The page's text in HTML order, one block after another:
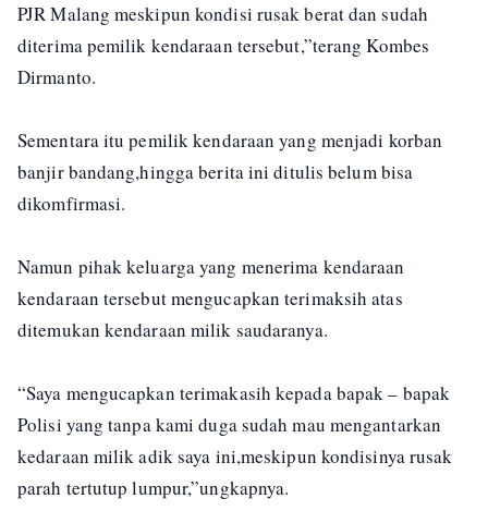
PJR Malang meskipun kondisi rusak berat dan sudah
diterima pemilik kendaraan tersebut,”terang Kombes
Dirmanto.
Sementara itu pemilik kendaraan yang menjadi korban
banjir bandang,hingga berita ini ditulis belum bisa
dikomfirmasi.
Namun pihak keluarga yang menerima kendaraan
kendaraan tersebut mengucapkan terimaksih atas
ditemukan kendaraan milik saudaranya.
“Saya mengucapkan terimakasih kepada bapak – bapak
Polisi yang tanpa kami duga sudah mau mengantarkan
kedaraan milik adik saya ini,meskipun kondisinya rusak
parah tertutup lumpur,”ungkapnya.